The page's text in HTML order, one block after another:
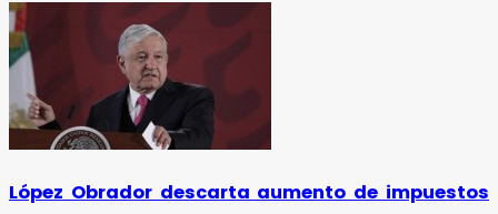
López Obrador descarta aumento de impuestos